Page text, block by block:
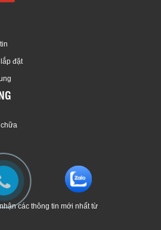
đặt
các thông tin mới nhất từ